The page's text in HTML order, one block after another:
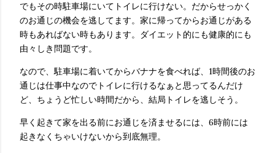
でもその時駐車場にいてトイレに行けない。だからせっかく
のお通じの機会を逃してます。家に帰ってからお通じがある
時もあればない時もあります。ダイエット的にも健康的にも
由々しき問題です。
なので、駐車場に着いてからバナナを食べれば、1時間後のお
通じは仕事中なのでトイレに行けるなぁと思ってるんだけ
ど、ちょうど忙しい時間だから、結局トイレを逃しそう。
早く起きて家を出る前にお通じを済ませるには、6時前には
起きなくちゃいけないから到底無理。